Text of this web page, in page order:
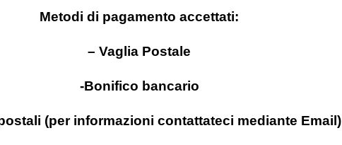
Metodi di pagamento accettati:
– Vaglia Postale
-Bonifico bancario
(per informazioni contattateci mediante Email)